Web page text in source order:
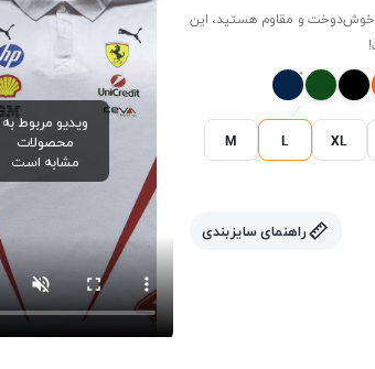
خوش‌دوخت و مقاوم هستید، این
M L XL
راهنمای سایزبندی
ویدیو مربوط به
محصولات
مشابه است